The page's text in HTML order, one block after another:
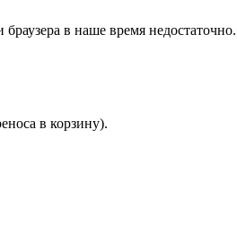
в наше время недостаточно.
в корзину).